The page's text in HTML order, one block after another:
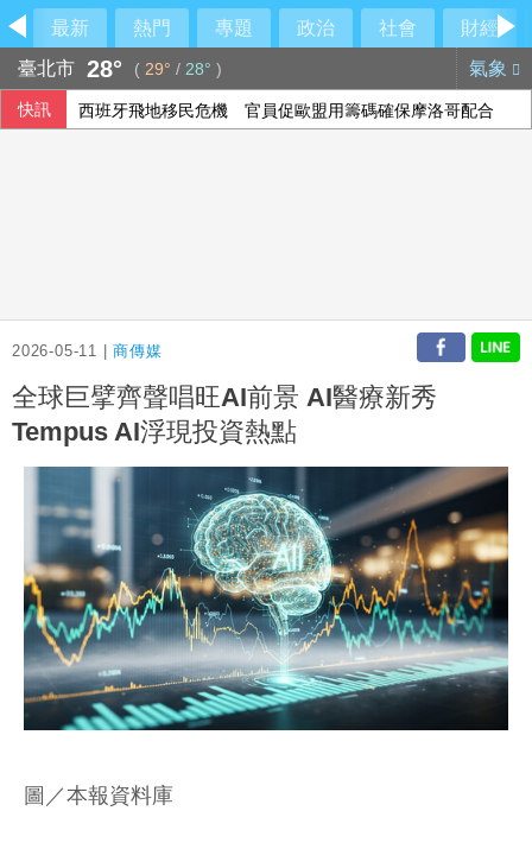
最新 熱門 專題 政治 社會
財經
臺北市 28° ( 29° / 28° ) 氣象
快訊 西班牙飛地移民危機 官員促歐盟用籌碼確保摩洛哥配合
2026-05-11 |商傳媒
全球巨擘齊聲唱旺AI前景 AI醫療新秀
Tempus AI浮現投資熱點
圖／本報資料庫